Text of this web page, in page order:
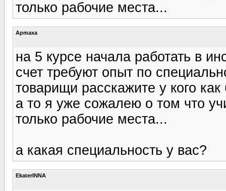
только рабочие места...
Apmaxa
на 5 курсе начала работать в
счет требуют опыт по
товарищи расскажите у кого
а то я уже сожалею о том что
только рабочие места...
а какая специальность у вас?
EkaterINNA